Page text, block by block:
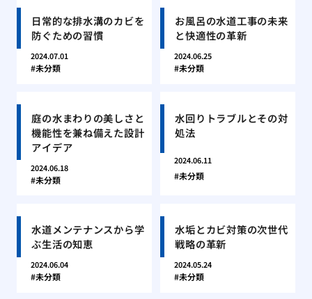
日常的な排水溝のカビを
防ぐための習慣
2024.07.01
未分類
お風呂の水道工事の未来
と快適性の革新
2024.06.25
未分類
庭の水まわりの美しさと
機能性を兼ね備えた設計
アイデア
2024.06.18
未分類
水回りトラブルとその対
処法
2024.06.11
未分類
水道メンテナンスから学
ぶ生活の知恵
2024.06.04
未分類
水垢とカビ対策の次世代
戦略の革新
2024.05.24
未分類